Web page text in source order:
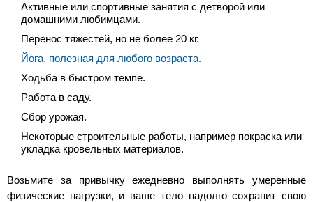
Активные или спортивные занятия с детворой или
домашними любимцами.
Перенос тяжестей, но не более 20 кг.
Йога, полезная для любого возраста.
Ходьба в быстром темпе.
Работа в саду.
Сбор урожая.
Некоторые строительные работы, например покраска или
укладка кровельных материалов.
Возьмите за привычку ежедневно выполнять умеренные
физические нагрузки, и ваше тело надолго сохранит свою